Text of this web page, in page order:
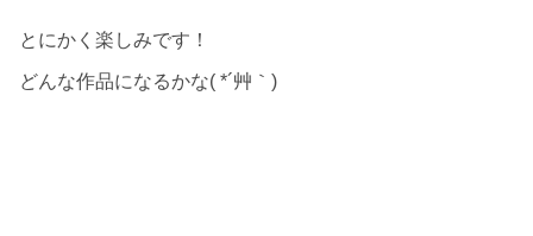
とにかく楽しみです！
どんな作品になるかな( *´艸｀)